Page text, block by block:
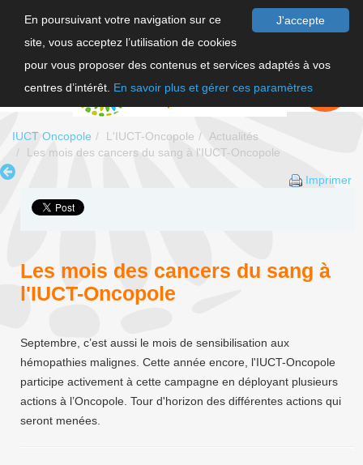
J'accepte
En poursuivant votre navigation sur ce
site, vous acceptez l’utilisation de cookies
pour vous proposer des contenus et services adaptés à vos
centres d’intérêt. En savoir plus et gérer ces paramètres
FAIRE UN
DON
IUCT Oncopole L'IUCT-Oncopole
Actualités
Les mois des cancers du sang à l'IUCT-Oncopole
Imprimer
Les mois des cancers du sang à
l'IUCT-Oncopole
Septembre, c’est aussi le mois de sensibilisation aux
hémopathies malignes. Cette année encore, l'IUCT-Oncopole
participe activement à cette campagne en déployant plusieurs
actions à l’Oncopole. Tour d'horizon des différentes actions qui
seront menées.